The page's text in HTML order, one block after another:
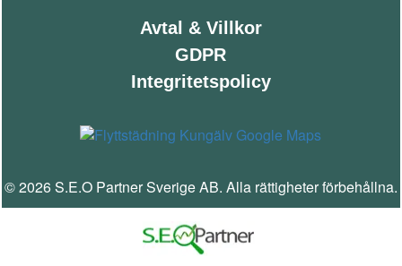
Avtal & Villkor
GDPR
Integritetspolicy
© 2026 S.E.O Partner Sverige AB. Alla rättigheter förbehållna.